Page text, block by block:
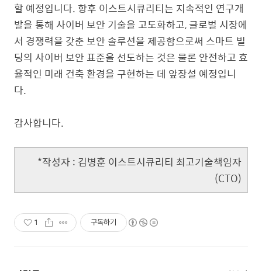
할 예정입니다. 향후 이스트시큐리티는 지속적인 연구개
발을 통해 사이버 보안 기술을 고도화하고, 글로벌 시장에
서 경쟁력을 갖춘 보안 솔루션을 제공함으로써 스마트 빌
딩의 사이버 보안 표준을 선도하는 것은 물론 안전하고 효
율적인 미래 건축 환경을 구현하는 데 앞장설 예정입니
다.
감사합니다.
*작성자 : 김병훈 이스트시큐리티 최고기술책임자
(CTO)
1 구독하기